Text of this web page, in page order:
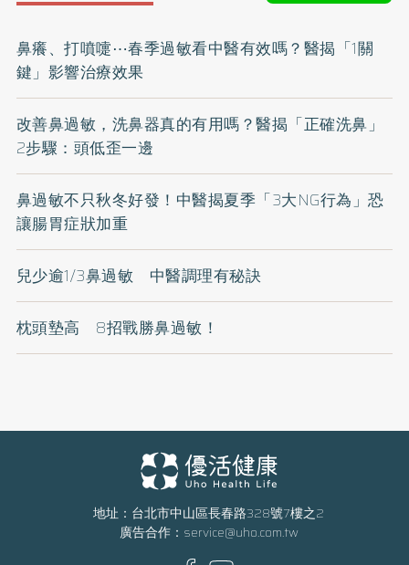
鼻癢、打噴嚏⋯春季過敏看中醫有效嗎？醫揭「1關
鍵」影響治療效果
改善鼻過敏，洗鼻器真的有用嗎？醫揭「正確洗鼻」
2步驟：頭低歪一邊
鼻過敏不只秋冬好發！中醫揭夏季「3大NG行為」恐
讓腸胃症狀加重
兒少逾1/3鼻過敏 中醫調理有秘訣
枕頭墊高 8招戰勝鼻過敏！
地址：台北市中山區長春路328號7樓之2
廣告合作： service@uho.com.tw